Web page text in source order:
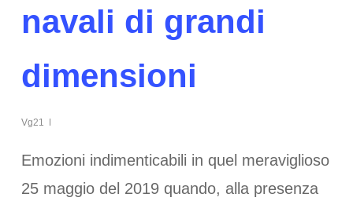
navali di grandi
dimensioni
Vg21
Emozioni indimenticabili in quel meraviglioso
25 maggio del 2019 quando, alla presenza